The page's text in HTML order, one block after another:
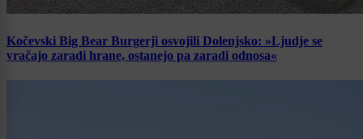
Kočevski Big Bear Burgerji osvojili Dolenjsko: »Ljudje se
vračajo zaradi hrane, ostanejo pa zaradi odnosa«